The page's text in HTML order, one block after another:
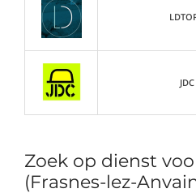
Zoek op dienst
(Frasnes-lez-
JDC